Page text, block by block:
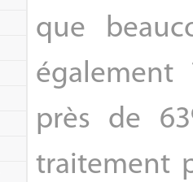
que
également
près de
traitement